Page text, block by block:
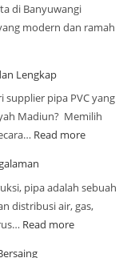
di Banyuwangi
modern dan ramah
Lengkap
supplier pipa PVC yang
Madiun? Memilih
Read more
pipa adalah sebuah
distribusi air, gas,
Read more